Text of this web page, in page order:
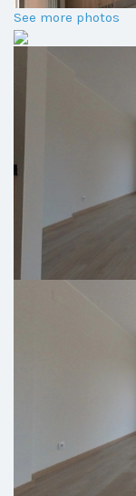
See more photos